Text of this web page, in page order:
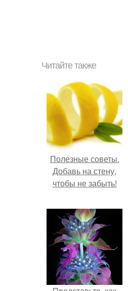
Читайте также
Полезные советы.
Добавь на стену,
чтобы не забыть!